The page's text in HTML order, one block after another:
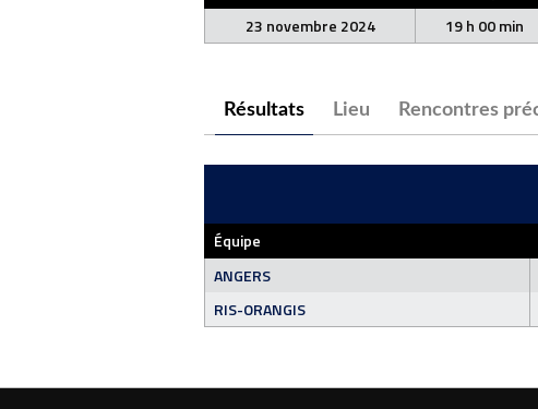
23 novembre 2024
19 h 00 min
Résultats Lieu Rencontres
Équipe
ANGERS
RIS-ORANGIS